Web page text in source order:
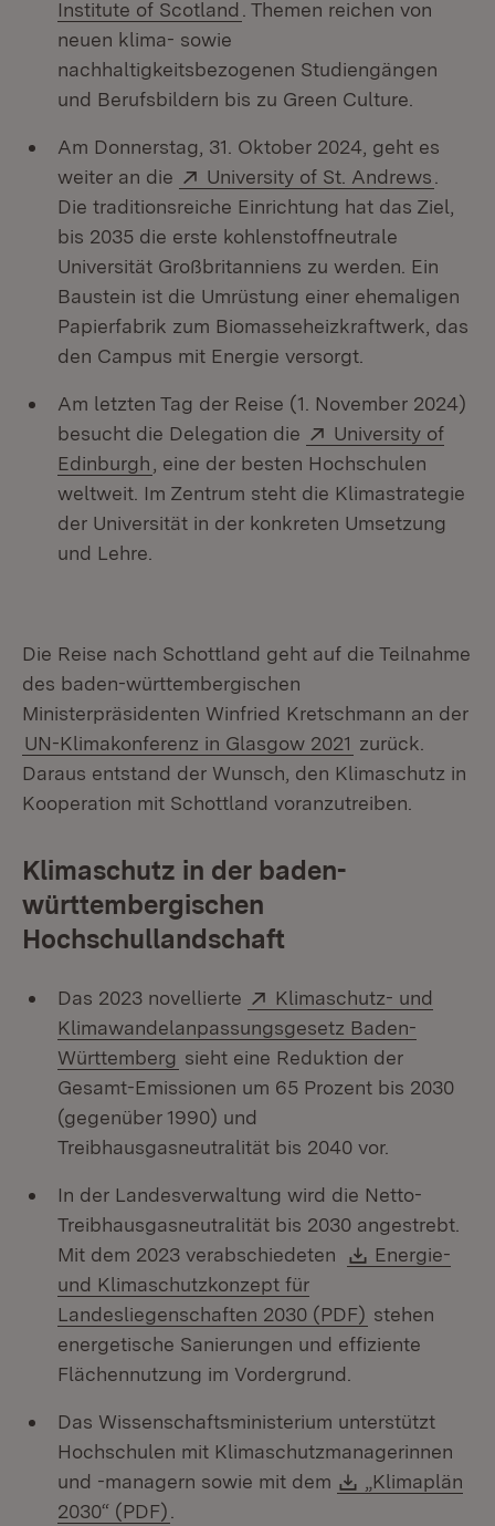
Institute of Scotland (Öffnet in neuem Fenster)
. Themen reichen von
neuen klima- sowie
nachhaltigkeitsbezogenen Studiengängen
und Berufsbildern bis zu Green Culture.
Am Donnerstag, 31. Oktober 2024, geht es
weiter an die
Extern:
University of St. Andrews
Die traditionsreiche Einrichtung hat das Ziel,
bis 2035 die erste kohlenstoffneutrale
Universität Großbritanniens zu werden. Ein
Baustein ist die Umrüstung einer ehemaligen
Papierfabrik zum Biomasseheizkraftwerk, das
den Campus mit Energie versorgt.
Am letzten Tag der Reise (1. November 2024)
besucht die Delegation die
Extern:
University of
Edinburgh (Öffnet in neuem Fenster)
, eine der besten Hochschulen
weltweit. Im Zentrum steht die Klimastrategie
der Universität in der konkreten Umsetzung
und Lehre.
Die Reise nach Schottland geht auf die Teilnahme
des baden-württembergischen
Ministerpräsidenten Winfried Kretschmann an der
UN-Klimakonferenz in Glasgow 2021 zurück.
Daraus entstand der Wunsch, den Klimaschutz in
Kooperation mit Schottland voranzutreiben.
Klimaschutz in der baden-
württembergischen
Hochschullandschaft
Das 2023 novellierte Extern:
Klimaschutz- und
Klimawandelanpassungsgesetz Baden-
Württemberg (Öffnet in neuem Fenster)
sieht eine Reduktion der
Gesamt-Emissionen um 65 Prozent bis 2030
(gegenüber 1990) und
Treibhausgasneutralität bis 2040 vor.
In der Landesverwaltung wird die Netto-
Treibhausgasneutralität bis 2030 angestrebt.
Mit dem 2023 verabschiedeten
Download:
Energie-
und Klimaschutzkonzept für
Landesliegenschaften 2030 (PDF) (Öffnet in
stehen
energetische Sanierungen und effiziente
Flächennutzung im Vordergrund.
Das Wissenschaftsministerium unterstützt
Hochschulen mit Klimaschutzmanagerinnen
und -managern sowie mit dem
Download:
„Klimaplän
2030“ (PDF)